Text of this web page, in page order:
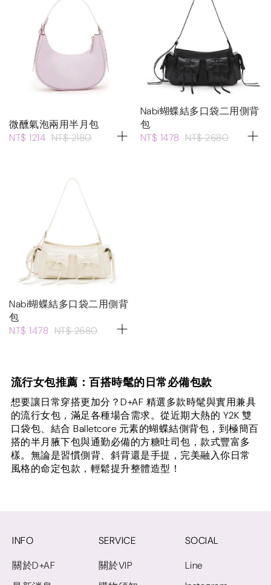
微醺氣泡兩用半月包
NT$ 1214 NT$ 2180
Nabi蝴蝶結多口袋二用側背
包
NT$ 1478 NT$ 2680
Nabi蝴蝶結多口袋二用側背
包
NT$ 1478 NT$ 2680
流行女包推薦：百搭時髦的日常必備包款
想要讓日常穿搭更加分？D+AF 精選多款時髦與實用兼具
的流行女包，滿足各種場合需求。從近期大熱的 Y2K 雙
口袋包、結合 Balletcore 元素的蝴蝶結側背包，到極簡百
搭的半月腋下包與通勤必備的方糖吐司包，款式豐富多
樣。無論是習慣側背、斜背還是手提，完美融入你日常
風格的命定包款，輕鬆提升整體造型！
INFO
關於D+AF
SERVICE
關於VIP
SOCIAL
Line